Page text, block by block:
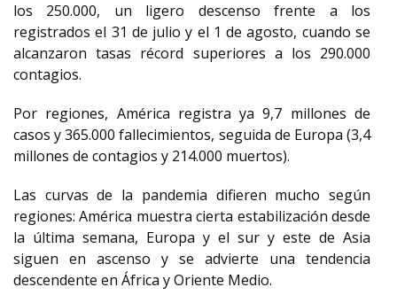
los 250.000, un ligero descenso frente a los
registrados el 31 de julio y el 1 de agosto, cuando se
alcanzaron tasas récord superiores a los 290.000
contagios.
Por regiones, América registra ya 9,7 millones de
casos y 365.000 fallecimientos, seguida de Europa (3,4
millones de contagios y 214.000 muertos).
Las curvas de la pandemia difieren mucho según
regiones: América muestra cierta estabilización desde
la última semana, Europa y el sur y este de Asia
siguen en ascenso y se advierte una tendencia
descendente en África y Oriente Medio.